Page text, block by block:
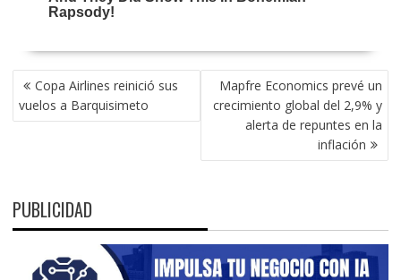
NAVEGACIÓN
DE
ENTRADAS
Copa Airlines reinició sus
vuelos a Barquisimeto
Mapfre Economics prevé un
crecimiento global del 2,9% y
alerta de repuntes en la
inflación
PUBLICIDAD